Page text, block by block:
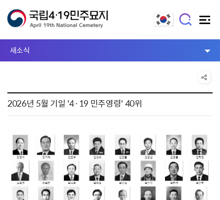
새소식
2026년 5월 기일 '4·19 민주영령' 40위